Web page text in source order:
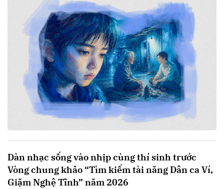
Dàn nhạc sống vào nhịp cùng thí sinh trước
Vòng chung khảo “Tìm kiếm tài năng Dân ca Ví,
Giặm Nghệ Tĩnh” năm 2026